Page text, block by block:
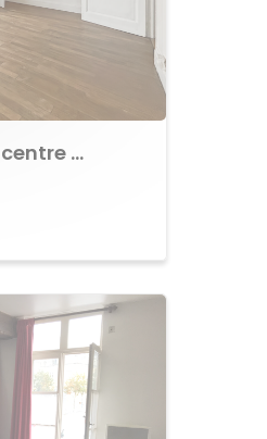
Achat Appartement centre ville